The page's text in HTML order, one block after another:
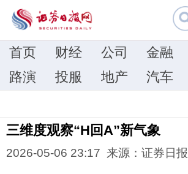
首页 财经 公司 金融
路演
投服 地产 汽车
三维度观察“H回A”新气象
2026-05-06 23:17 来源：证券日报